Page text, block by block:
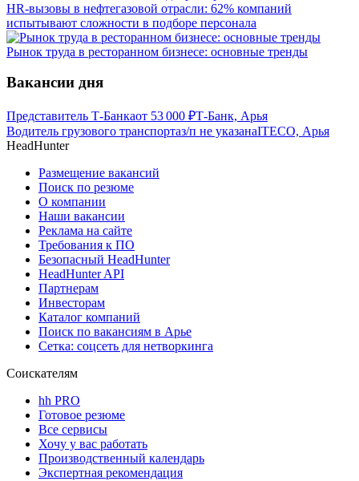
HR-вызовы в нефтегазовой отрасли: 62% компаний
испытывают сложности в подборе персонала
Рынок труда в ресторанном бизнесе: основные тренды
Вакансии дня
Представитель Т-Банкаот 53 000 ₽Т-Банк, Арья
Водитель грузового транспортаз/п не указанаITECO, Арья
HeadHunter
Размещение вакансий
Поиск по резюме
О компании
Наши вакансии
Реклама на сайте
Требования к ПО
Безопасный HeadHunter
HeadHunter API
Партнерам
Инвесторам
Каталог компаний
Поиск по вакансиям в Арье
Сетка: соцсеть для нетворкинга
Соискателям
hh PRO
Готовое резюме
Все сервисы
Хочу у вас работать
Производственный календарь
Экспертная рекомендация